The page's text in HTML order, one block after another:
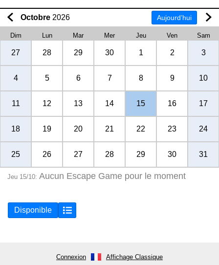
Octobre 2026 Aujourd’hui
Dim Lun Mar Mer Jeu Ven Sam
27 28 29 30 1 2 3
4 5 6 7 8 9 10
11 12 13 14 15 16 17
18 19 20 21 22 23 24
25 26 27 28 29 30 31
Jeu 15/10: Aucun Escape Game pour le moment
Disponible
Connexion Affichage Classique